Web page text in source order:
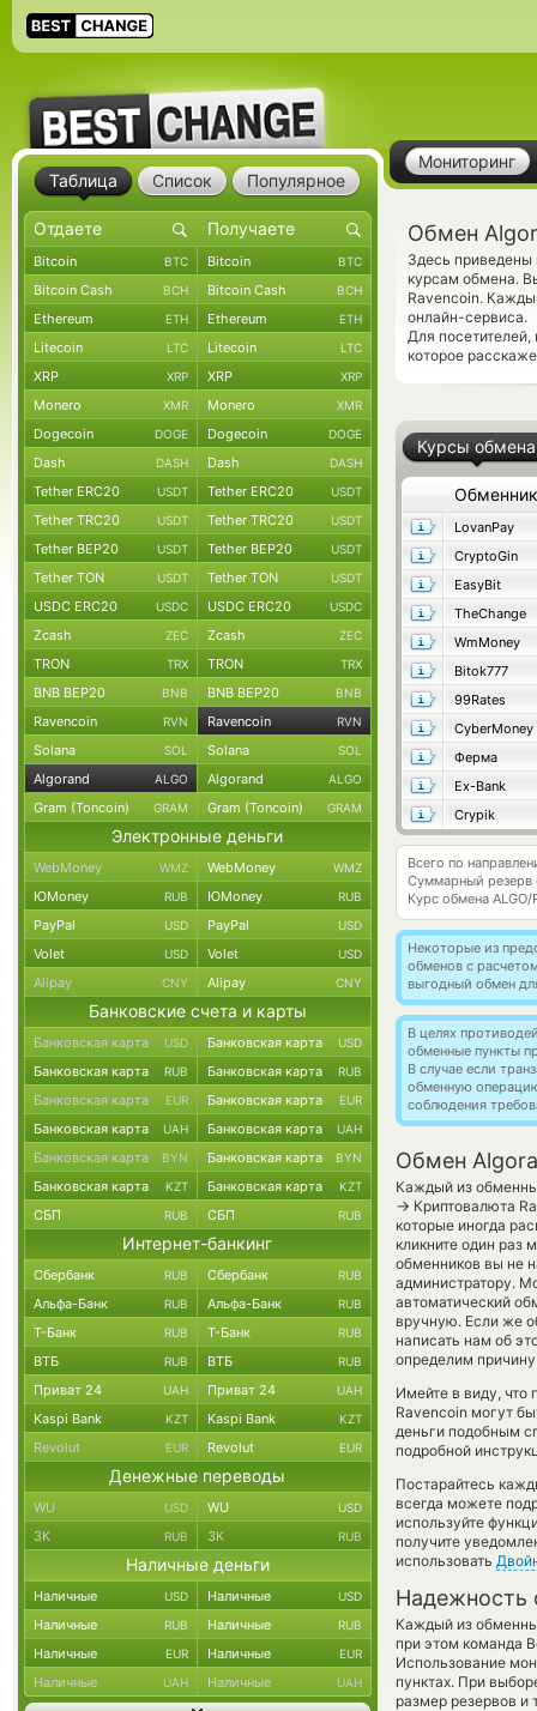
Мониторинг
Обмен
Здесь приведены
курсам обмена.
Ravencoin.
онлайн-сервиса.
Для
которое
Курсы обмена
Обменник
LovanPay
CryptoGin
EasyBit
TheChange
WmMoney
Bitok777
99Rates
CyberMoney
Ферма
Ex-Bank
Crypik
Всего по
Суммарный резерв
Курс обмена ALGO/
Некоторые из
обменов с
выгодный обмен
В целях
обменные пункты
В случае если
обменную
соблюдения
Обмен
Каждый из
→ Криптовалюта
которые иногда
кликните один раз
обменников вы не
администратору.
автоматический
вручную. Если же
написать нам об
определим
Имейте в виду, что
Ravencoin могут
деньги подобным
подробной
Постарайтесь
всегда можете
используйте
получите
использовать
Надежность
Каждый из
при этом команда
Использование
пунктах. При
размер резервов и
Таблица Список Популярное
Bitcoin BTC Bitcoin BTC
Bitcoin Cash BCH Bitcoin Cash BCH
Ethereum ETH Ethereum ETH
Litecoin LTC Litecoin LTC
XRP XRP XRP XRP
Monero XMR Monero XMR
Dogecoin DOGE Dogecoin DOGE
Dash DASH Dash DASH
Tether ERC20 USDT Tether ERC20 USDT
Tether TRC20 USDT Tether TRC20 USDT
Tether BEP20 USDT Tether BEP20 USDT
Tether TON USDT Tether TON USDT
USDC ERC20 USDC USDC ERC20 USDC
Zcash ZEC Zcash ZEC
TRON TRX TRON TRX
BNB BEP20 BNB BNB BEP20 BNB
Ravencoin RVN Ravencoin RVN
Solana SOL Solana SOL
Algorand ALGO Algorand ALGO
Gram (Toncoin) GRAM Gram (Toncoin) GRAM
Электронные деньги
WebMoney WMZ WebMoney WMZ
ЮMoney RUB ЮMoney RUB
PayPal USD PayPal USD
Volet USD Volet USD
Alipay CNY Alipay CNY
Банковские счета и карты
Банковская карта USD Банковская карта USD
Банковская карта RUB Банковская карта RUB
Банковская карта EUR Банковская карта EUR
Банковская карта UAH Банковская карта UAH
Банковская карта BYN Банковская карта BYN
Банковская карта KZT Банковская карта KZT
СБП RUB СБП RUB
Интернет-банкинг
Сбербанк RUB Сбербанк RUB
Альфа-Банк RUB Альфа-Банк RUB
Т-Банк RUB Т-Банк RUB
ВТБ RUB ВТБ RUB
Приват 24 UAH Приват 24 UAH
Kaspi Bank KZT Kaspi Bank KZT
Revolut EUR Revolut EUR
Денежные переводы
WU USD WU USD
ЗК RUB ЗК RUB
Наличные деньги
Наличные USD Наличные USD
Наличные RUB Наличные RUB
Наличные EUR Наличные EUR
Наличные UAH Наличные UAH